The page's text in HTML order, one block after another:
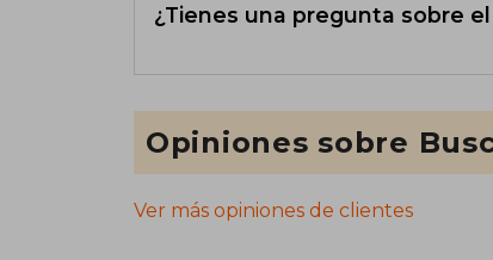
¿Tienes una pregunta sobre
Opiniones sobre
Ver más opiniones de clientes